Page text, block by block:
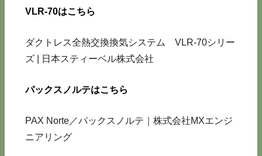
VLR-70はこちら
ダクトレス全熱交換換気システム VLR-70シリー
ズ | 日本スティーベル株式会社
パックスノルテはこちら
PAX Norte／パックスノルテ｜株式会社MXエンジ
ニアリング